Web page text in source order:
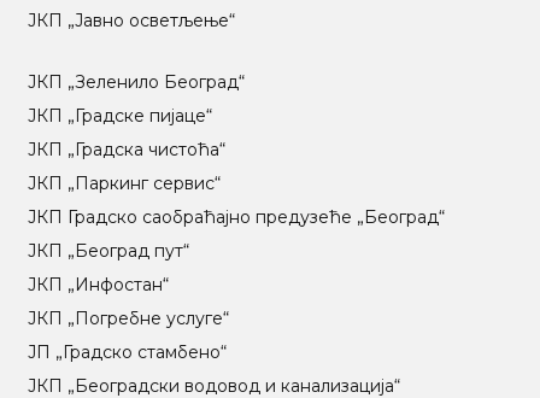
ЈКП „Јавно осветљење“
ЈКП „Зеленило Београд“
ЈКП „Градске пијаце“
ЈКП „Градска чистоћа“
ЈКП „Паркинг сервис“
ЈКП Градско саобраћајно предузеће „Београд“
ЈКП „Београд пут“
ЈКП „Инфостан“
ЈКП „Погребне услуге“
ЈП „Градско стамбено“
ЈКП „Београдски водовод и канализација“